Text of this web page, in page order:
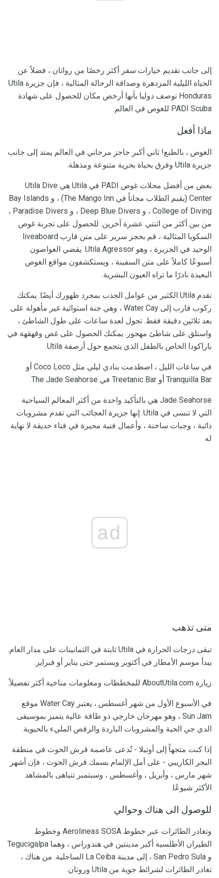
إلى جانب تقديم خيارات سفر أكثر رخصًا من رواتان ، فضلاً عن
الحياة الليلية المزدهرة وصداقة الرحالة المثالية ، فإن جزيرة Utila
Honduras توصف دوليا بأنها أرخص مكان للحصول على شهادة
PADI Scuba للغوص في العالم.
ماذا أفعل
الغوص ، بالطبع! ثاني أكبر حاجز مرجاني في العالم يمتد إلى جانب
جزيرة Utila وفرق بحياة بحرية متنوعة ومذهلة.
بعض من أفضل محلات غوص PADI في Utila هي Utila Dive
Center (يقيم الطلاب مجاناً في The Mango Inn) ، و Bay Islands
College of Diving ، و Deep Blue Divers ، و Paradise Divers ،
من بين أكثر من اثنتي عشرة آخرين. للحصول على تجربة غوص
السكوبا المثالية ، قم بحجز سرير على متن قارب liveaboard
الوحيد في الجزيرة ، وهو Utila Agressor. يقضي الغواصون
أسبوعًا كاملاً على متن السفينة ، ويستكشفون مواقع الغوص
البعيدة نادرًا ما تراه العيون البشرية.
تقدم Utila الكثير من عوامل الجذب بمجرد ظهورك أيضًا. يمكنك
ركوب قارب إلى Water Cay ، وهي جنة استوائية غير مأهولة على
بعد ثلاثين دقيقة فقط. تجول لعدة ساعات على طول الشاطئ ،
واستلق على شاطئ مهجور. يمكنك الحصول على غص وقهقهة في
باراكودا الخاص بالطفل الذي يتجمع حول أرصفة Utila.
في ساعات الليل ، اصطدمت بنادي ليلي مثل Coco Loco أو
Tranquilla Bar أو Treetanic Bar في The Jade Seahorse.
Jade Seahorse هي بالتأكيد واحدة من أكثر المعالم السياحية
التي لا تنسى في Utila. إنها جزيرة العجائب التي تقدم مشروبات
ذائبة ، وجبات ساخنة ، وأعمال فنية محيرة في فناء حديقة لا نهاية
له
ad
متى تذهب
تبقى درجات الحرارة في Utila ثابتة في الثمانينات على مدار العام.
يبدأ موسم الأمطار في أكتوبر ويستمر حتى يناير أو فبراير.
زيارة AboutUtila.com للمخططات ومعلومات مناخية أكثر تفصيلاً.
في الأسبوع الأول من شهر أغسطس ، يعتبر Water Cay موقع
Sun Jam ، وهو مهرجان خارجي ذو طاقة عالية يتميز بموسيقى
الدي جي الحية والمشروبات الباردة والرقص المليء بالحيوية.
إذا كنت متجهاً إلى أوتيلا - تُدعى عاصمة قرش الحوت في منطقة
البحر الكاريبي - على أمل الإلمام بسمك قرش الحوت ، فإن أشهر
شهر مارس ، وأبريل ، وأغسطس ، وسبتمبر تتباهى بالمشاهد
الأكثر شيوعًا.
للوصول الى هناك وحوالي
وتغادر الطائرات عبر خطوط Aerolineas SOSA وخطوط
الطيران الأطلسية أكبر مدينتين في هندوراس ، وهما Tegucigalpa
و San Pedro Sula ، إلى مدينة La Ceiba الساحلية. من هناك ،
تغادر الطائرات لشرائط جوية من Utila وروتان.